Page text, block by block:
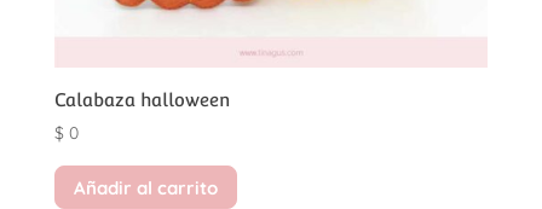
Calabaza halloween
$0
Añadir al carrito